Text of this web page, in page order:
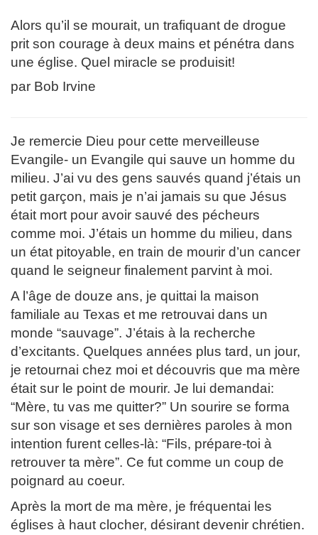
Alors qu’il se mourait, un trafiquant de drogue
prit son courage à deux mains et pénétra dans
une église. Quel miracle se produisit!
par Bob Irvine
Je remercie Dieu pour cette merveilleuse
Evangile- un Evangile qui sauve un homme du
milieu. J’ai vu des gens sauvés quand j’étais un
petit garçon, mais je n’ai jamais su que Jésus
était mort pour avoir sauvé des pécheurs
comme moi. J’étais un homme du milieu, dans
un état pitoyable, en train de mourir d’un cancer
quand le seigneur finalement parvint à moi.
A l’âge de douze ans, je quittai la maison
familiale au Texas et me retrouvai dans un
monde “sauvage”. J’étais à la recherche
d’excitants. Quelques années plus tard, un jour,
je retournai chez moi et découvris que ma mère
était sur le point de mourir. Je lui demandai:
“Mère, tu vas me quitter?” Un sourire se forma
sur son visage et ses dernières paroles à mon
intention furent celles-là: “Fils, prépare-toi à
retrouver ta mère”. Ce fut comme un coup de
poignard au coeur.
Après la mort de ma mère, je fréquentai les
églises à haut clocher, désirant devenir chrétien.